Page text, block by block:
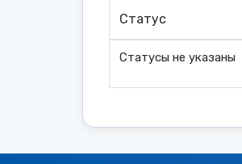
Статус
Статусы не указаны